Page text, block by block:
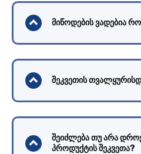
მიწოდების ვადებია
შეკვეთის
შეიძლება თუ არა
პროდუქტის შეკვეთა?